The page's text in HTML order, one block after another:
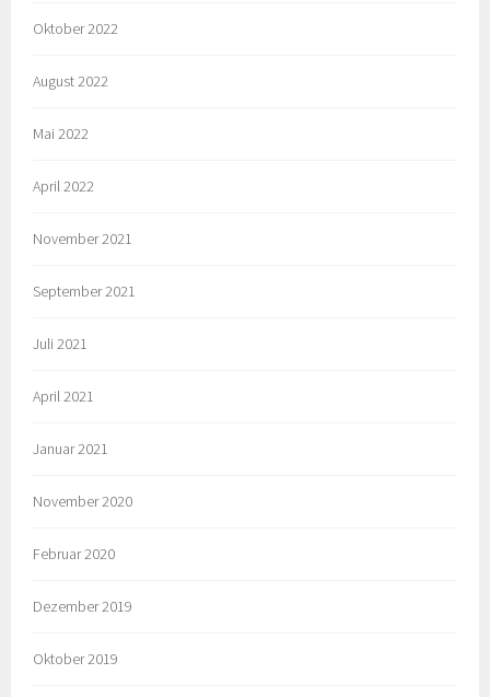
Oktober 2022
August 2022
Mai 2022
April 2022
November 2021
September 2021
Juli 2021
April 2021
Januar 2021
November 2020
Februar 2020
Dezember 2019
Oktober 2019